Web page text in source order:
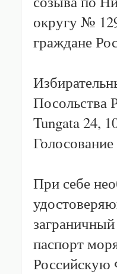
округу №
граждане
Посольства
Tungata 24,
При себе
паспорт